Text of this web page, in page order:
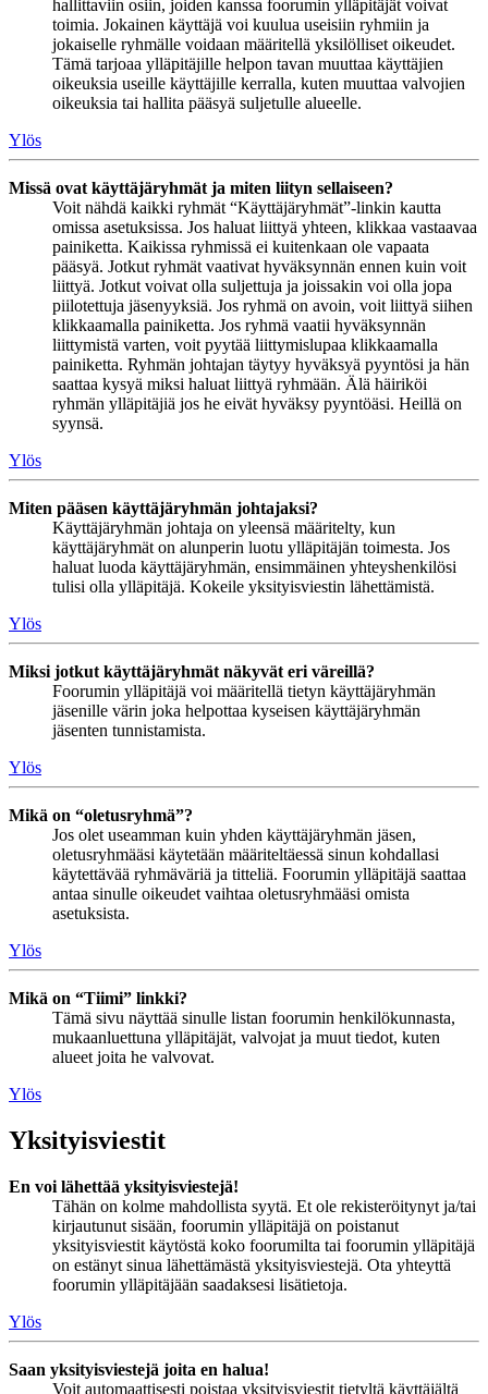
hallittaviin osiin, joiden kanssa foorumin ylläpitäjät voivat
toimia. Jokainen käyttäjä voi kuulua useisiin ryhmiin ja
jokaiselle ryhmälle voidaan määritellä yksilölliset oikeudet.
Tämä tarjoaa ylläpitäjille helpon tavan muuttaa käyttäjien
oikeuksia useille käyttäjille kerralla, kuten muuttaa valvojien
oikeuksia tai hallita pääsyä suljetulle alueelle.
Ylös
Missä ovat käyttäjäryhmät ja miten liityn sellaiseen?
Voit nähdä kaikki ryhmät “Käyttäjäryhmät”-linkin kautta
omissa asetuksissa. Jos haluat liittyä yhteen, klikkaa vastaavaa
painiketta. Kaikissa ryhmissä ei kuitenkaan ole vapaata
pääsyä. Jotkut ryhmät vaativat hyväksynnän ennen kuin voit
liittyä. Jotkut voivat olla suljettuja ja joissakin voi olla jopa
piilotettuja jäsenyyksiä. Jos ryhmä on avoin, voit liittyä siihen
klikkaamalla painiketta. Jos ryhmä vaatii hyväksynnän
liittymistä varten, voit pyytää liittymislupaa klikkaamalla
painiketta. Ryhmän johtajan täytyy hyväksyä pyyntösi ja hän
saattaa kysyä miksi haluat liittyä ryhmään. Älä häiriköi
ryhmän ylläpitäjiä jos he eivät hyväksy pyyntöäsi. Heillä on
syynsä.
Ylös
Miten pääsen käyttäjäryhmän johtajaksi?
Käyttäjäryhmän johtaja on yleensä määritelty, kun
käyttäjäryhmät on alunperin luotu ylläpitäjän toimesta. Jos
haluat luoda käyttäjäryhmän, ensimmäinen yhteyshenkilösi
tulisi olla ylläpitäjä. Kokeile yksityisviestin lähettämistä.
Ylös
Miksi jotkut käyttäjäryhmät näkyvät eri väreillä?
Foorumin ylläpitäjä voi määritellä tietyn käyttäjäryhmän
jäsenille värin joka helpottaa kyseisen käyttäjäryhmän
jäsenten tunnistamista.
Ylös
Mikä on “oletusryhmä”?
Jos olet useamman kuin yhden käyttäjäryhmän jäsen,
oletusryhmääsi käytetään määriteltäessä sinun kohdallasi
käytettävää ryhmäväriä ja titteliä. Foorumin ylläpitäjä saattaa
antaa sinulle oikeudet vaihtaa oletusryhmääsi omista
asetuksista.
Ylös
Mikä on “Tiimi” linkki?
Tämä sivu näyttää sinulle listan foorumin henkilökunnasta,
mukaanluettuna ylläpitäjät, valvojat ja muut tiedot, kuten
alueet joita he valvovat.
Ylös
Yksityisviestit
En voi lähettää yksityisviestejä!
Tähän on kolme mahdollista syytä. Et ole rekisteröitynyt ja/tai
kirjautunut sisään, foorumin ylläpitäjä on poistanut
yksityisviestit käytöstä koko foorumilta tai foorumin ylläpitäjä
on estänyt sinua lähettämästä yksityisviestejä. Ota yhteyttä
foorumin ylläpitäjään saadaksesi lisätietoja.
Ylös
Saan yksityisviestejä joita en halua!
Voit automaattisesti poistaa yksityisviestit tietyltä käyttäjältä